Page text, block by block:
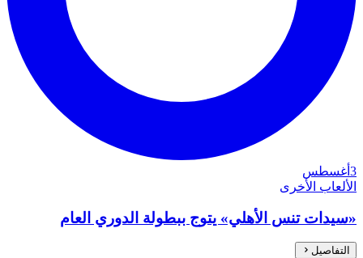
3 أغسطس
الألعاب الأخرى
«سيدات تنس الأهلي» يتوج ببطولة الدوري العام
التفاصيل